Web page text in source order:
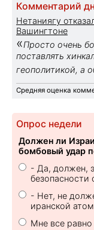
Комментарий
Нетаниягу
Вашингтоне
«Просто очень
поставлять
геополитикой, а
Средняя оценка
Опрос недели
Должен ли
бомбовый удар
- Да, должен,
безопасности
- Нет, не
иранской
Мне все равно